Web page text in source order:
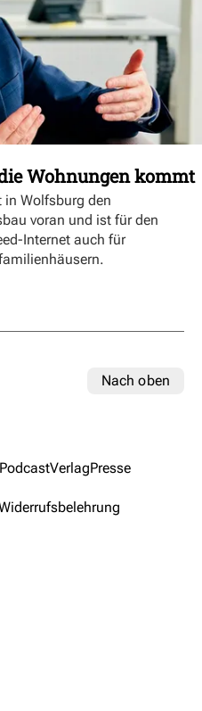
Wohnungen kommt
Wolfsburg den
voran und ist für den
Internet auch für
Nach oben
PodcastVerlagPresse